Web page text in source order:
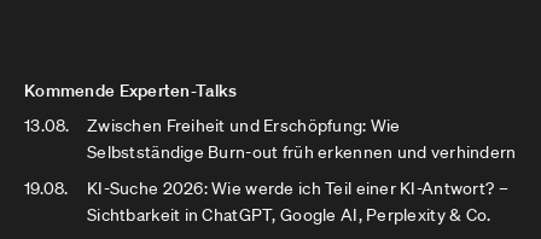
Kommende Experten-Talks
13.08.
Zwischen Freiheit und Erschöpfung: Wie
Selbstständige Burn-out früh erkennen und verhindern
19.08.
KI-Suche 2026: Wie werde ich Teil einer KI-Antwort? –
Sichtbarkeit in ChatGPT, Google AI, Perplexity & Co.